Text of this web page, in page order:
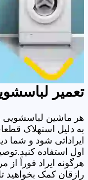
تعمیر
هر ماشین
به دلیل استهلاک
ایراداتی شود و شما
اول استفاده
هرگونه ایراد فوراً از
رازقان کمک